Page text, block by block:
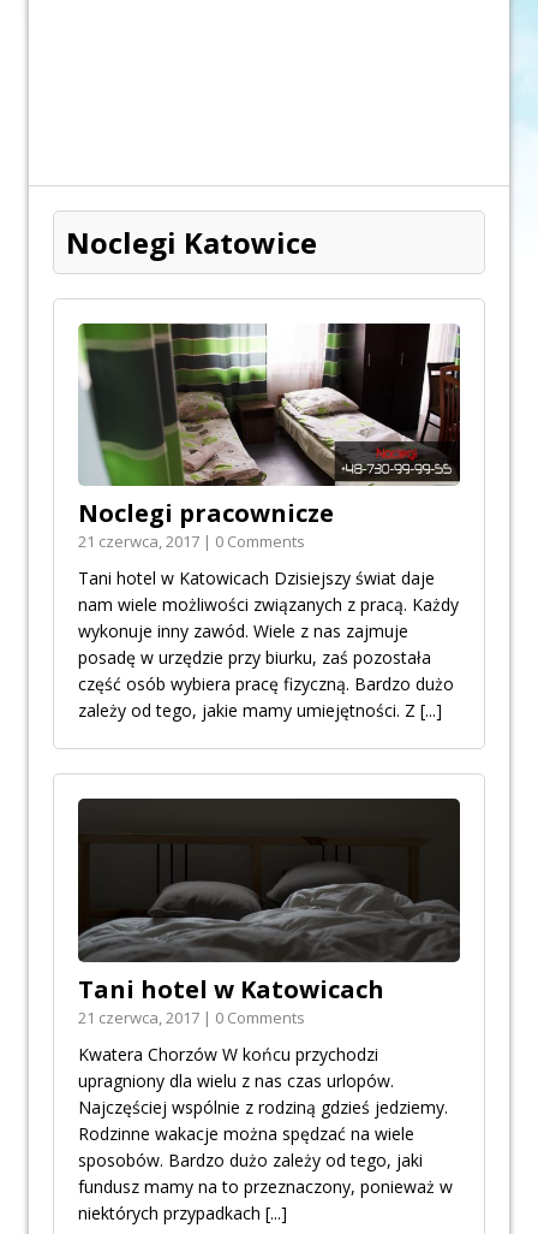
Noclegi Katowice
Noclegi pracownicze
21 czerwca, 2017 | 0 Comments
Tani hotel w Katowicach Dzisiejszy świat daje
nam wiele możliwości związanych z pracą. Każdy
wykonuje inny zawód. Wiele z nas zajmuje
posadę w urzędzie przy biurku, zaś pozostała
część osób wybiera pracę fizyczną. Bardzo dużo
zależy od tego, jakie mamy umiejętności. Z [...]
Tani hotel w Katowicach
21 czerwca, 2017 | 0 Comments
Kwatera Chorzów W końcu przychodzi
upragniony dla wielu z nas czas urlopów.
Najczęściej wspólnie z rodziną gdzieś jedziemy.
Rodzinne wakacje można spędzać na wiele
sposobów. Bardzo dużo zależy od tego, jaki
fundusz mamy na to przeznaczony, ponieważ w
niektórych przypadkach [...]